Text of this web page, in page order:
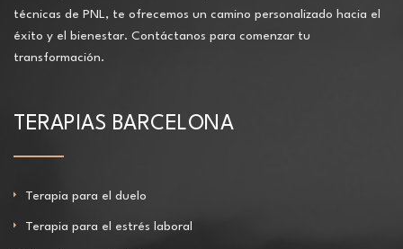
técnicas de PNL, te ofrecemos un camino personalizado hacia el
éxito y el bienestar. Contáctanos para comenzar tu
transformación.
TERAPIAS BARCELONA
Terapia para el duelo
Terapia para el estrés laboral